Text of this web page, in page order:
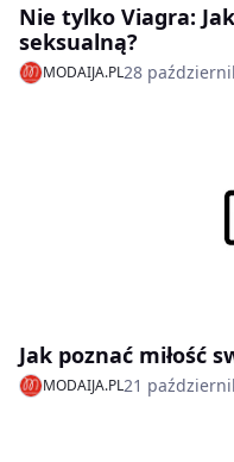
Nie tylko Viagra:
seksualną?
MODAIJA.PL28
Jak poznać miłość
MODAIJA.PL21